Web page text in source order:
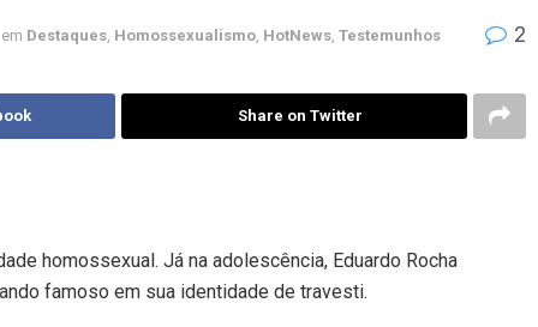
em Destaques Homossexualismo HotNews Testemunhos 2
Share on Twitter
homossexual. Já na adolescência, Eduardo Rocha
famoso em sua identidade de travesti.